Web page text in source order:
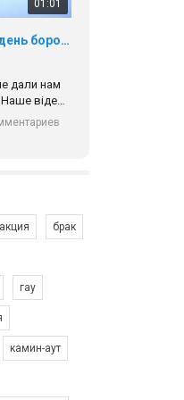
01:01
17 травня IDAHO. Міжнародний день боротьби з гомофобією трансфобією і біфобія.
дали нам
відео-
різних
разом. Ми
рівності та
Зупинимо насильство проти ЛГБТ в Україні! Stop violence against LGBT in Ukraine!
на
акция брак
гау
камин-аут